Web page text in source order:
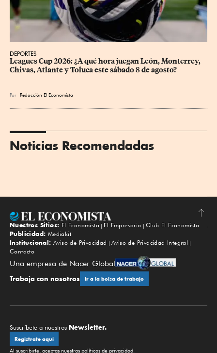
DEPORTES
Leagues Cup 2026: ¿A qué hora juegan León, Monterrey,
Chivas, Atlante y Toluca este sábado 8 de agosto?
Por Redacción El Economista
Noticias Recomendadas
Subir
Nuestros Sitios: El Economista El Empresario
Club El Economista
Publicidad: Mediakit
Institucional: Aviso de Privacidad
Aviso de Privacidad Integral
Contacto
Una empresa de Nacer Global
Trabaja con nosotros Ir a la bolsa de trabajo
Suscríbete a nuestros Newsletter.
Regístrate aquí
Al suscribirte, aceptas nuestras políticas de privacidad